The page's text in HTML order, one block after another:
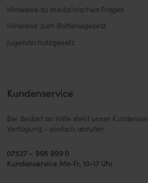
Hinweise zu medizinischen Fragen
Hinweise zum Batteriegesetz
Jugendschutzgesetz
Kundenservice
Bei Bedarf an Hilfe steht unser
Verfügung – einfach anrufen.
07527 – 958 999 0
Kundenservice Mo-Fr, 10-17 Uhr